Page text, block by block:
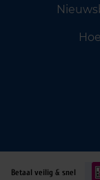
Betaal veilig & snel